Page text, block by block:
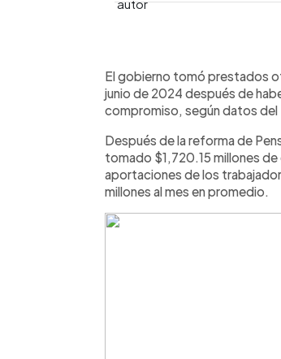
Escuchar artículo
El gobierno tomó prestados
junio de 2024 después de
compromiso, según datos del
Después de la reforma de
tomado $1,720.15 millones
aportaciones de los
millones al mes en promedio.